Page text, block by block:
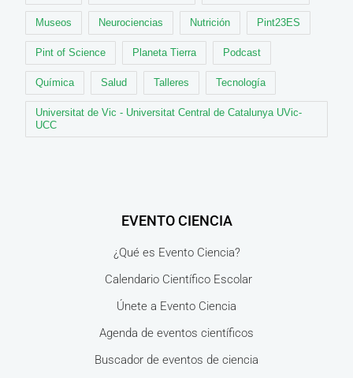
Museos Neurociencias Nutrición Pint23ES
Pint of Science Planeta Tierra Podcast
Química Salud Talleres Tecnología
Universitat de Vic - Universitat Central de Catalunya UVic-
UCC
EVENTO CIENCIA
¿Qué es Evento Ciencia?
Calendario Científico Escolar
Únete a Evento Ciencia
Agenda de eventos científicos
Buscador de eventos de ciencia